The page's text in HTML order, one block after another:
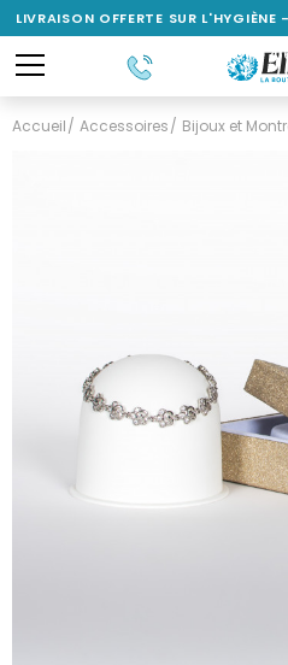
Accueil Accessoires Bijoux et
LIVRAISON OFFERTE SUR L'HYGIÈNE
NOTÉ